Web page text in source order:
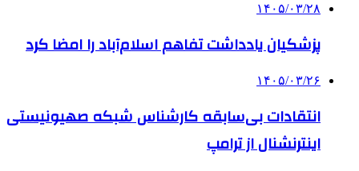
۱۴۰۵/۰۳/۲۸
پزشکیان یادداشت تفاهم اسلام‌آباد را امضا کرد
۱۴۰۵/۰۳/۲۶
انتقادات بی‌سابقه کارشناس شبکه صهیونیستی
اینترنشنال از ترامپ